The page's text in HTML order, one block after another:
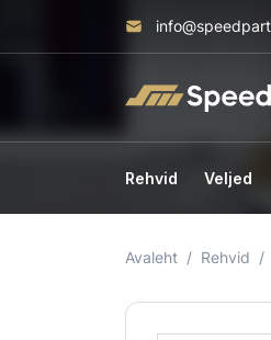
Rehvid Veljed
Avaleht Rehvid